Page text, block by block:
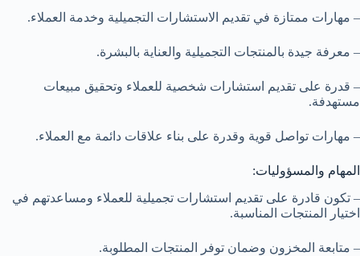
– مهارات ممتازة في تقديم الاستشارات التجميلية وخدمة العملاء.
– معرفة جيدة بالمنتجات التجميلية والعناية بالبشرة.
– قدرة على تقديم استشارات شخصية للعملاء وتحقيق مبيعات
مستهدفة.
– مهارات تواصل قوية وقدرة على بناء علاقات دائمة مع العملاء.
المهام والمسؤوليات:
– تكون قادرة على تقديم استشارات تجميلية للعملاء ومساعدتهم في
اختيار المنتجات المناسبة.
– متابعة المخزون وضمان توفر المنتجات المطلوبة.